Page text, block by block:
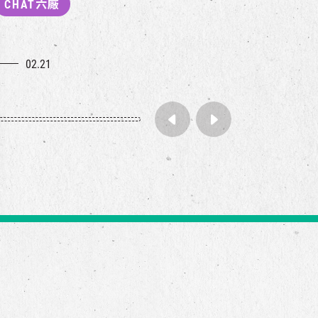
CHAT六廠
02.21